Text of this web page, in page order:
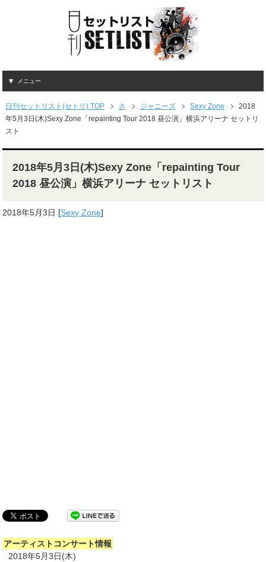
メニュー
日刊セットリスト(セトリ) TOP さ ジャニーズ Sexy Zone
2018
年5月3日(木)Sexy Zone「repainting Tour 2018 昼公演」横浜アリーナ セットリ
スト
2018年5月3日(木)Sexy Zone「repainting Tour
2018 昼公演」横浜アリーナ セットリスト
2018年5月3日 [Sexy Zone]
アーティストコンサート情報
2018年5月3日(木)